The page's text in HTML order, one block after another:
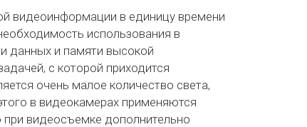
видеоинформации в единицу времени
использования в
данных и памяти высокой
с которой приходится
очень малое количество света,
в видеокамерах применяются
видеосъемке дополнительно